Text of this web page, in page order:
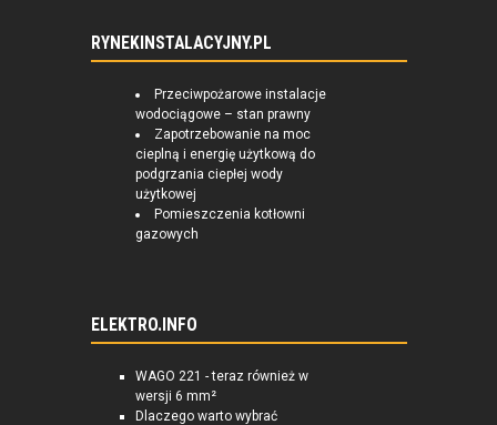
RYNEKINSTALACYJNY.PL
Przeciwpożarowe instalacje
wodociągowe – stan prawny
Zapotrzebowanie na moc
cieplną i energię użytkową do
podgrzania ciepłej wody
użytkowej
Pomieszczenia kotłowni
gazowych
ELEKTRO.INFO
WAGO 221 - teraz również w
wersji 6 mm²
Dlaczego warto wybrać